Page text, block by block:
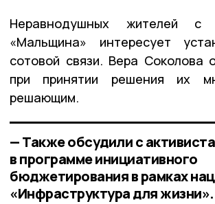
Неравнодушных жителей с
«Мальщина» интересует
сотовой связи. Вера Соколова
при принятии решения их
решающим.
— Также обсудили с
в программе инициативного
бюджетирования в рамках
«Инфраструктура для